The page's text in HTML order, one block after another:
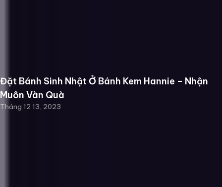
Đặt Bánh Sinh Nhật Ở Bánh Kem Hannie – Nhận
Muôn Vàn Quà
Tháng 12 13, 2023